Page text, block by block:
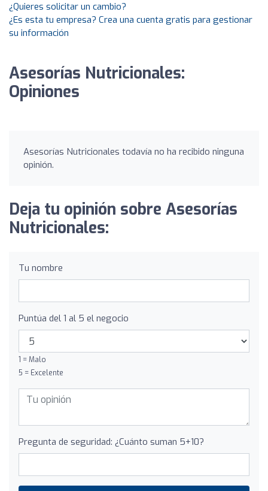
¿Quieres solicitar un cambio?
¿Es esta tu empresa? Crea una cuenta gratis para gestionar
su información
Asesorías Nutricionales:
Opiniones
Asesorías Nutricionales todavía no ha recibido ninguna
opinión.
Deja tu opinión sobre Asesorías
Nutricionales:
Tu nombre
Puntúa del 1 al 5 el negocio
1 = Malo
5 = Excelente
Pregunta de seguridad: ¿Cuánto suman 5+10?